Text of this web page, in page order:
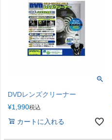
DVDレンズクリーナー
¥1,990税込
カートに入れる